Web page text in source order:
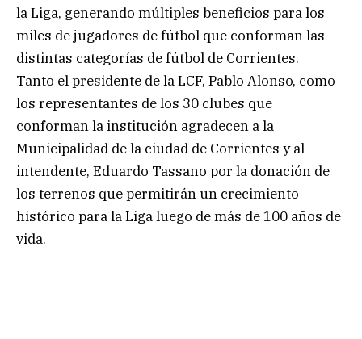
la Liga, generando múltiples beneficios para los
miles de jugadores de fútbol que conforman las
distintas categorías de fútbol de Corrientes.
Tanto el presidente de la LCF, Pablo Alonso, como
los representantes de los 30 clubes que
conforman la institución agradecen a la
Municipalidad de la ciudad de Corrientes y al
intendente, Eduardo Tassano por la donación de
los terrenos que permitirán un crecimiento
histórico para la Liga luego de más de 100 años de
vida.